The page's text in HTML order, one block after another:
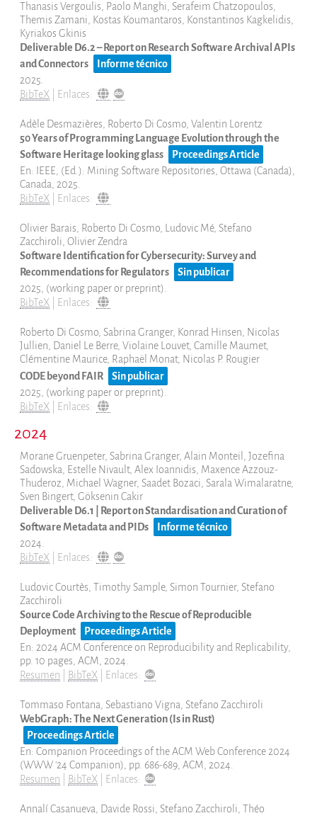
Thanasis Vergoulis, Paolo Manghi, Serafeim Chatzopoulos,
Themis Zamani, Kostas Koumantaros, Konstantinos Kagkelidis,
Kyriakos Gkinis
Deliverable D6.2 – Report on Research Software Archival APIs
and Connectors
Informe técnico
2025.
BibTeX
Enlaces:
Adèle Desmazières, Roberto Di Cosmo, Valentin Lorentz
50 Years of Programming Language Evolution through the
Software Heritage looking glass
Proceedings Article
En:
IEEE, (Ed.): Mining Software Repositories, Ottawa (Canada),
Canada, 2025.
BibTeX
Enlaces:
Olivier Barais, Roberto Di Cosmo, Ludovic Mé, Stefano
Zacchiroli, Olivier Zendra
Software Identification for Cybersecurity: Survey and
Recommendations for Regulators
Sin publicar
2025, (working paper or preprint).
BibTeX
Enlaces:
Roberto Di Cosmo, Sabrina Granger, Konrad Hinsen, Nicolas
Jullien, Daniel Le Berre, Violaine Louvet, Camille Maumet,
Clémentine Maurice, Raphaël Monat, Nicolas P. Rougier
CODE beyond FAIR
Sin publicar
2025, (working paper or preprint).
BibTeX
Enlaces:
2024
Morane Gruenpeter, Sabrina Granger, Alain Monteil, Jozefina
Sadowska, Estelle Nivault, Alex Ioannidis, Maxence Azzouz-
Thuderoz, Michael Wagner, Saadet Bozaci, Sarala Wimalaratne,
Sven Bingert, Göksenin Cakir
Deliverable D6.1 | Report on Standardisation and Curation of
Software Metadata and PIDs
Informe técnico
2024.
BibTeX
Enlaces:
Ludovic Courtès, Timothy Sample, Simon Tournier, Stefano
Zacchiroli
Source Code Archiving to the Rescue of Reproducible
Deployment
Proceedings Article
En: 2024 ACM Conference on Reproducibility and Replicability,
pp. 10 pages, ACM, 2024.
Resumen
BibTeX Enlaces:
Tommaso Fontana, Sebastiano Vigna, Stefano Zacchiroli
WebGraph: The Next Generation (Is in Rust)
Proceedings Article
En: Companion Proceedings of the ACM Web Conference 2024
(WWW '24 Companion), pp. 686-689, ACM, 2024.
Resumen
BibTeX Enlaces:
Annalí Casanueva, Davide Rossi, Stefano Zacchiroli, Théo